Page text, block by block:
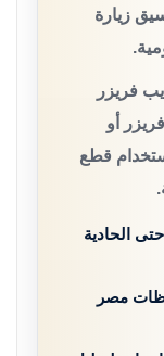
زيارة
فريزر
أو
قطع
الحادية
مصر